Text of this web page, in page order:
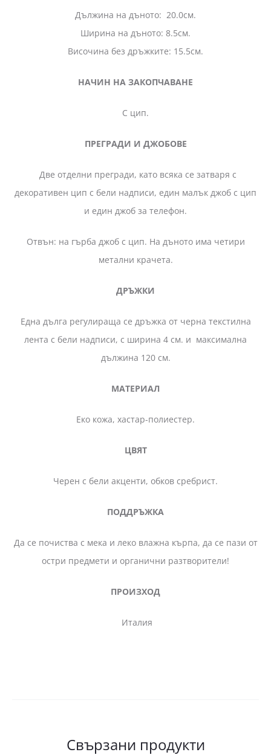
Дължина на дъното: 20.0см.
Ширина на дъното: 8.5см.
Височина без дръжките: 15.5см.
НАЧИН НА ЗАКОПЧАВАНЕ
С цип.
ПРЕГРАДИ И ДЖОБОВЕ
Две отделни прегради, като всяка се затваря с
декоративен цип с бели надписи, един малък джоб с цип
и един джоб за телефон.
Отвън: на гърба джоб с цип. На дъното има четири
метални крачета.
ДРЪЖКИ
Една дълга регулираща се дръжка от черна текстилна
лента с бели надписи, с ширина 4 см. и максимална
дължина 120 см.
МАТЕРИАЛ
Еко кожа, хастар-полиестер.
ЦВЯТ
Черен с бели акценти, обков сребрист.
ПОДДРЪЖКА
Да се почиства с мека и леко влажна кърпа, да се пази от
остри предмети и органични разтворители!
ПРОИЗХОД
Италия
Свързани продукти